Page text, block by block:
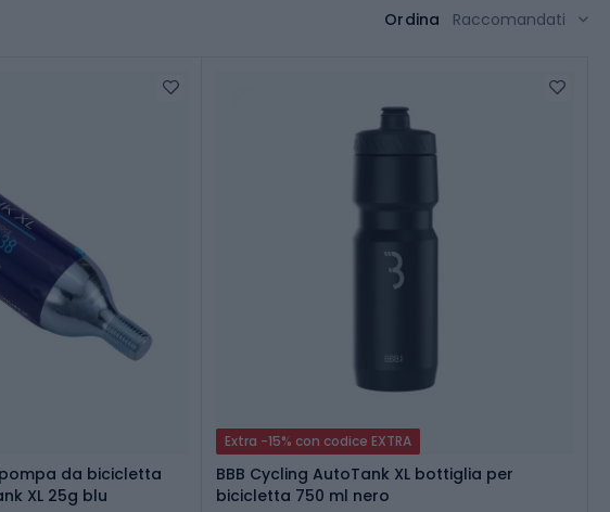
Ordina Raccomandati
da bicicletta
XL 25g blu
Extra -15% con codice EXTRA
BBB Cycling AutoTank XL bottiglia per
bicicletta 750 ml nero